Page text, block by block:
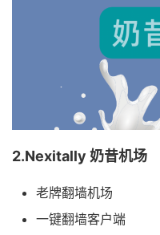
2.Nexitally 奶昔机场
老牌翻墙机场
一键翻墙客户端